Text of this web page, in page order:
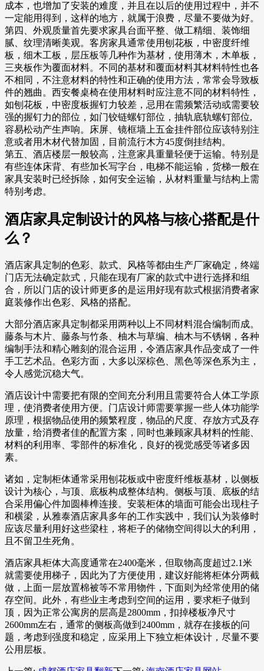
成本，也增加了安装的难度，并且在以后的使用过程中，并不
一定能用得到，这样的地方，就属于浪费，尽量不要做为好。
第四、外观质量首先要求家具台面平整、做工精细、装饰细
腻、纹理清晰美观。客房家具通常使用刨花板，中密度纤维
板，细木工板，层压板等几种作为基材，使用薄木，木单板，
三夹板作为覆面材料。不同的基材和覆面材料其材料特性也各
不相同，不注意材料的特性和正确的使用方法，常常会导致板
件的翘曲。西安餐桌椅在使用材料时应注意不同的材料特性，
如刨花板，中密度板握钉力较差，忌用在需频繁活动或需要较
强的握钉力的部位，如门铰链螺钉部位，抽轨底轨螺钉部位,
容易松动产生声响。床屏、镜框墙上五金挂件部位应该特别注
意或者用木材代替加固，目前流行木方45度倒挂结构。
第五、酒店楼层一般较高，注意家具重量轻便于运输。特别是
有些连体床背、有些加长写字台，电梯不能运输，货梯一般在
家具安装时已经拆除，如何安全运输，从材料重量与结构上需
特别考虑。
酒店家具定制设计的风格与核心搭配是什
么？
酒店家具定制的色彩、款式、风格等都由生产厂家确定，终端
门店无法确定款式，只能在现有厂家的款式中进行选择和组
合，所以门店的设计师更多的是运用好现有款式根据消费者家
庭装修作出色彩、风格的搭配。
大部分酒店家具定制都采用两种以上不同材料混合编制而成。
藤条与木片、藤条与竹条、柚木与草编、柚木与不锈钢，各种
编制手法和精心雕刻的混合运用，令酒店家具作品变成了一件
手工艺术品。色彩方面，大多以深棕色、黑色等深色系为主，
令人感觉沉稳大气。
酒店设计中需要把有限的空间充分利用且需要符合人体工学原
理，使消费者使用方便。门店设计师需要掌握一些人体功能学
原理，根据物品使用的频繁程度，物品的尺度、存放方式及存
放量，给消费者佳的配置方案，同时也兼顾家具材料的性能、
材料的利用率、零部件的标准化，良好的视觉感受等诸多因
素。
诸如，定制柜体通常采用刨花板或中密度纤维板基材，以侧板
设计为核心，与顶、底板构成整体结构。侧板与顶、底板的结
合采用偏心件加圆棒榫连接。安装柜体的墙面可能会出现柱子
和横梁，从雅泰酒店家具多年的工作实践中，我们认为装修时
应该尽量利用好这些梁柱，将柜子的储物空间得以大的利用，
且不留卫生死角。
酒店家具柜体大高度通常在2400毫米，但取物高度超过2.1米
就需要使用梯子，因此为了方便使用，建议好能将柜体分两截
做，上面一层放置棉被等不常用物件，下面则为经常使用的储
存空间。此外，有些业主考虑到空间的运用，要求柜子做到
顶，因为正常公寓房的层高是2800mm，扣掉楼板净尺寸
2600mm左右，通常的侧板高做到2400mm，就存在接板的问
题，考虑到强度和稳定，应采用上下独立柜体设计，尽量不要
公用层板。